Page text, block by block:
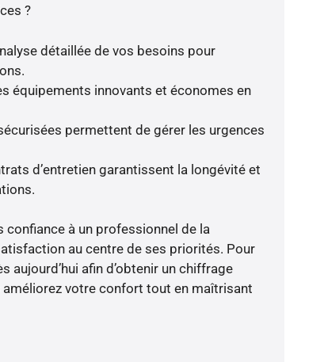
?
détaillée de vos besoins pour
équipements innovants et économes en
permettent de gérer les urgences
d’entretien garantissent la longévité et
à un professionnel de la
au centre de ses priorités. Pour
aujourd’hui afin d’obtenir un chiffrage
votre confort tout en maîtrisant